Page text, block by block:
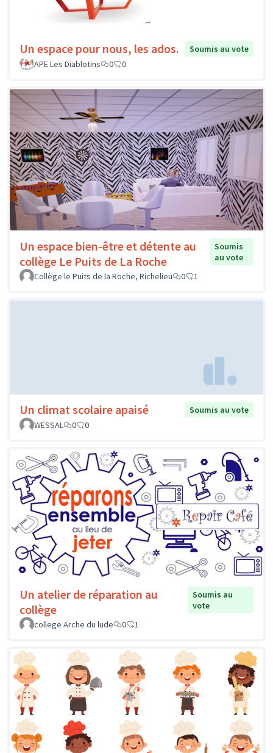
Un espace pour nous, les ados.
Soumis au vote
APE Les Diablotins
0 0
Un espace bien-être et détente au
collège Le Puits de La Roche
Soumis
au vote
Collège le Puits de la Roche, Richelieu
0 1
Un climat scolaire apaisé
Soumis au vote
WESSAL
0 0
Un atelier de réparation au
collège
Soumis au
vote
college Arche du lude
0 1